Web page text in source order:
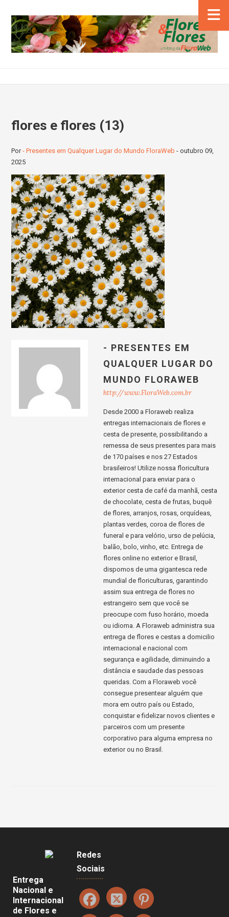
flores e flores (13)
Por- Presentes em Qualquer Lugar do Mundo FloraWeb -outubro 09,
2025
- PRESENTES EM
QUALQUER LUGAR DO
MUNDO FLORAWEB
http://www.FloraWeb.com.br
Desde 2000 a Floraweb realiza
entregas internacionais de flores e
cesta de presente, possibilitando a
remessa de seus presentes para mais
de 170 países e nos 27 Estados
brasileiros! Utilize nossa floricultura
internacional para enviar para o
exterior cesta de café da manhã, cesta
de chocolate, cesta de frutas, buquê
de flores, arranjos, rosas, orquídeas,
plantas verdes, coroa de flores de
funeral e para velório, urso de pelúcia,
balão, bolo, vinho, etc. Entrega de
flores online no exterior e Brasil,
dispomos de uma gigantesca rede
mundial de floriculturas, garantindo
assim sua entrega de flores no
estrangeiro sem que você se
preocupe com fuso horário, moeda
ou idioma. A Floraweb administra sua
entrega de flores e cestas a domicilio
internacional e nacional com
segurança e agilidade, diminuindo a
distância e saudade das pessoas
queridas. Com a Floraweb você
consegue presentear alguém que
mora em outro país ou Estado,
conquistar e fidelizar novos clientes e
parceiros com um presente
corporativo para alguma empresa no
exterior ou no Brasil.
Entrega
Nacional e
Internacional
de Flores e
Redes
Sociais